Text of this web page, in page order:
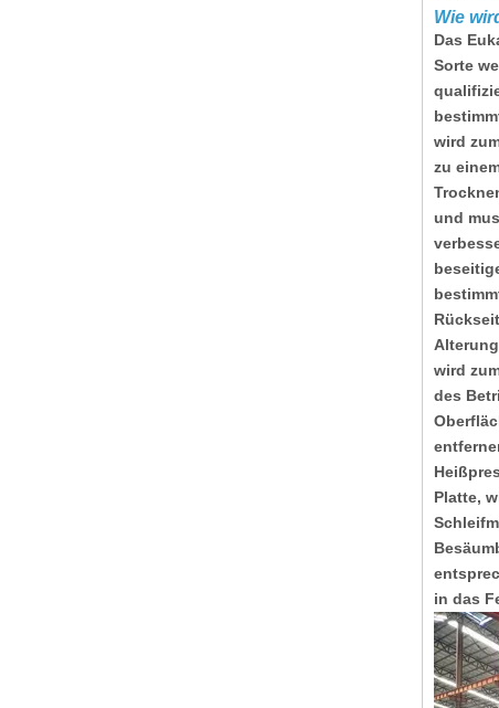
Wie
Das
Sorte
wird
zu
und
wird
des
Platte,
in das